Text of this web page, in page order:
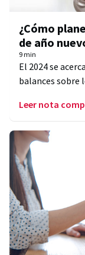
¿Cómo
de año
9 min
El 2024 se
balances sobre
Leer nota